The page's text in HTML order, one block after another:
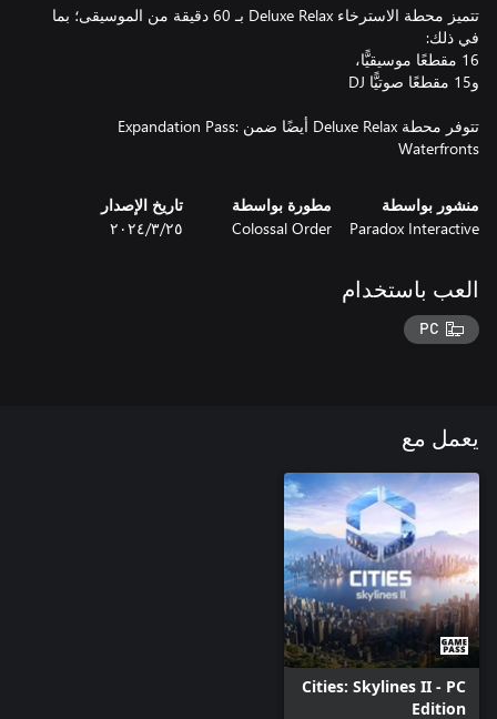
تتميز محطة الاسترخاء Deluxe Relax بـ 60 دقيقة من الموسيقى؛ بما
تتوفر محطة Deluxe Relax أيضًا ضمن Expandation Pass:
Waterfronts
منشور بواسطة
Paradox Interactive
مطورة بواسطة
Colossal Order
تاريخ الإصدار
٢٥‏/٣‏/٢٠٢٤
العب باستخدام
PC
يعمل مع
Cities: Skylines II - PC
Edition